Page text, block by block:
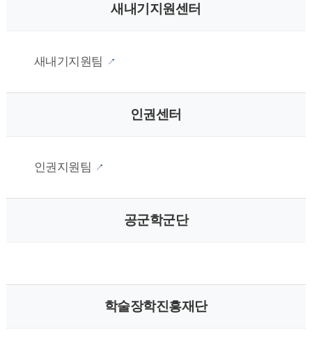
새내기지원센터
새내기지원팀
인권센터
인권지원팀
공군학군단
학술장학진흥재단